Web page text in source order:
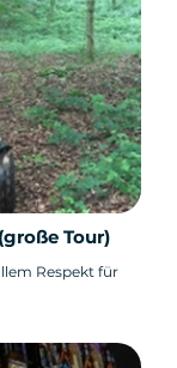
Tour)
Respekt für